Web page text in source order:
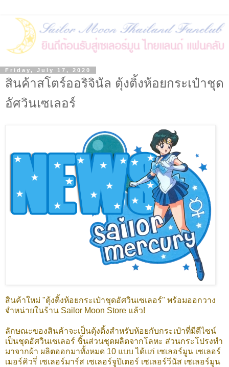
Friday, July 17, 2020
สินค้าสโตร์ออริจินัล ตุ้งติ้งห้อยกระเป๋าชุด
อัศวินเซเลอร์
สินค้าใหม่ "ตุ้งติ้งห้อยกระเป๋าชุดอัศวินเซเลอร์" พร้อมออกวาง
จำหน่ายในร้าน Sailor Moon Store แล้ว!
ลักษณะของสินค้าจะเป็นตุ้งติ้งสำหรับห้อยกับกระเป๋าที่มีดีไซน์
เป็นชุดอัศวินเซเลอร์ ชิ้นส่วนชุดผลิตจากโลหะ ส่วนกระโปรงทำ
มาจากผ้า ผลิตออกมาทั้งหมด 10 แบบ ได้แก่ เซเลอร์มูน เซเลอร์
เมอร์คิวรี่ เซเลอร์มาร์ส เซเลอร์จูปิเตอร์ เซเลอร์วีนัส เซเลอร์มูน